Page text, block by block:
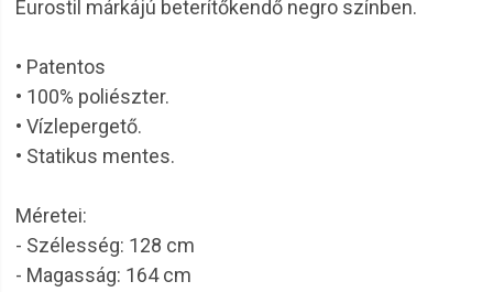
Eurostil márkájú beterítőkendő negro színben.
• Patentos
• 100% poliészter.
• Vízlepergető.
• Statikus mentes.
Méretei:
- Szélesség: 128 cm
- Magasság: 164 cm